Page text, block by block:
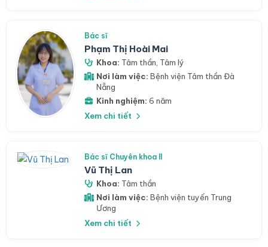
Bác sĩ
Phạm Thị Hoài Mai
Khoa: Tâm thần Tâm lý
Nơi làm việc: Bệnh viện Tâm thần Đà
Nẵng
Kinh nghiệm: 6 năm
Xem chi tiết
Bác sĩ Chuyên khoa II
Vũ Thị Lan
Khoa: Tâm thần
Nơi làm việc: Bệnh viện tuyến Trung
Ương
Xem chi tiết